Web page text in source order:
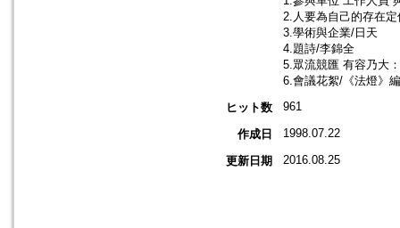
2.人要為自己的存在
3.學術與企業/日天
4.題詩/李錦全
5.眾流競匯 有容乃大
6.會議花絮/《法燈》
ヒット数
961
作成日 1998.07.22
更新日期 2016.08.25